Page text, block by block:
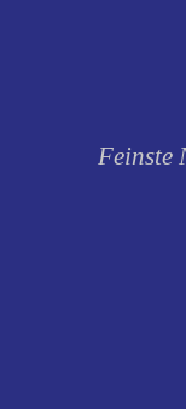
Feinste